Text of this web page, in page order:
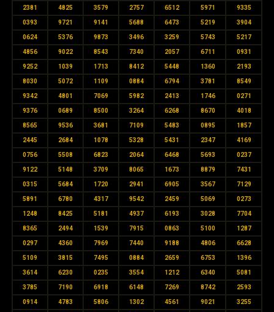
2381 4825 3579 2757 6512 5971 9335
0393 9721 9141 5688 6473 5219 3904
0624 5376 9873 3496 3259 5743 5217
4856 9022 8543 7340 2057 6711 0931
9252 1039 1713 8412 5448 1360 2193
8030 5072 1109 0884 6794 3781 8549
9342 4801 7069 5982 2413 1746 0271
9376 0689 8500 3264 6268 8670 4018
8565 9536 3681 7109 5483 0895 1857
2445 2684 1078 5328 5431 2347 4169
0756 5508 6823 2064 6468 5693 0237
9122 5148 3709 8065 1673 8879 7431
0315 5684 1720 2941 6905 3567 7129
5891 6780 4317 9542 2459 5069 0273
1248 8425 5181 4937 6193 3028 7704
8365 2494 1539 7915 0863 5100 1287
0297 4360 7969 7440 9188 4806 6628
5109 3815 7495 0884 2659 6753 1396
3614 6230 0235 3554 1212 6340 5081
3785 7190 6918 6148 7269 8742 2593
0914 4783 5806 1302 4561 9021 3255